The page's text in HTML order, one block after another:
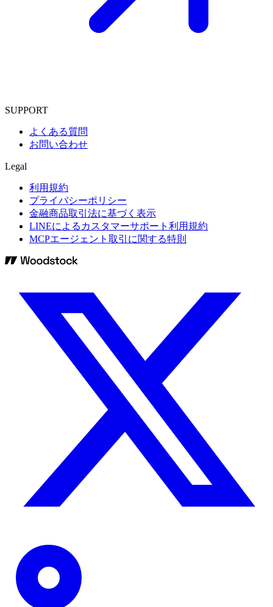
SUPPORT
よくある質問
お問い合わせ
Legal
利用規約
プライバシーポリシー
金融商品取引法に基づく表示
LINEによるカスタマーサポート利用規約
MCPエージェント取引に関する特則